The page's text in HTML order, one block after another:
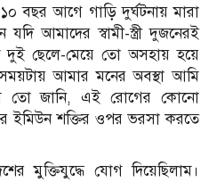
বছর আগে গাড়ি দুর্ঘটনায় মারা
আমাদের স্বামী-স্ত্রী দুজনেরই
ছেলে-মেয়ে তো অসহায় হয়ে
আমার মনের অবস্থা আমি
তো জানি, এই রোগের কোনো
ইমিউন শক্তির ওপর ভরসা করতে
মুক্তিযুদ্ধে যোগ দিয়েছিলাম।